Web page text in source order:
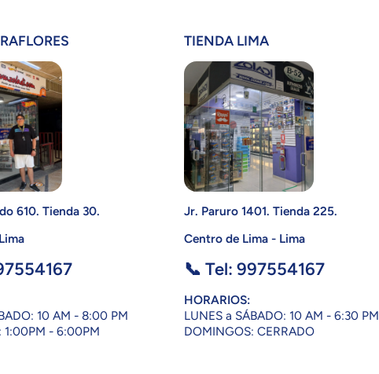
610. Tienda 30.
10 AM - 8:00 PM
1:00PM - 6:00PM
TIENDA LIMA
Jr. Paruro 1401. Tienda 225.
Centro de Lima - Lima
📞 Tel: 997554167
HORARIOS:
LUNES a SÁBADO: 10 AM - 6:30 PM
DOMINGOS: CERRADO